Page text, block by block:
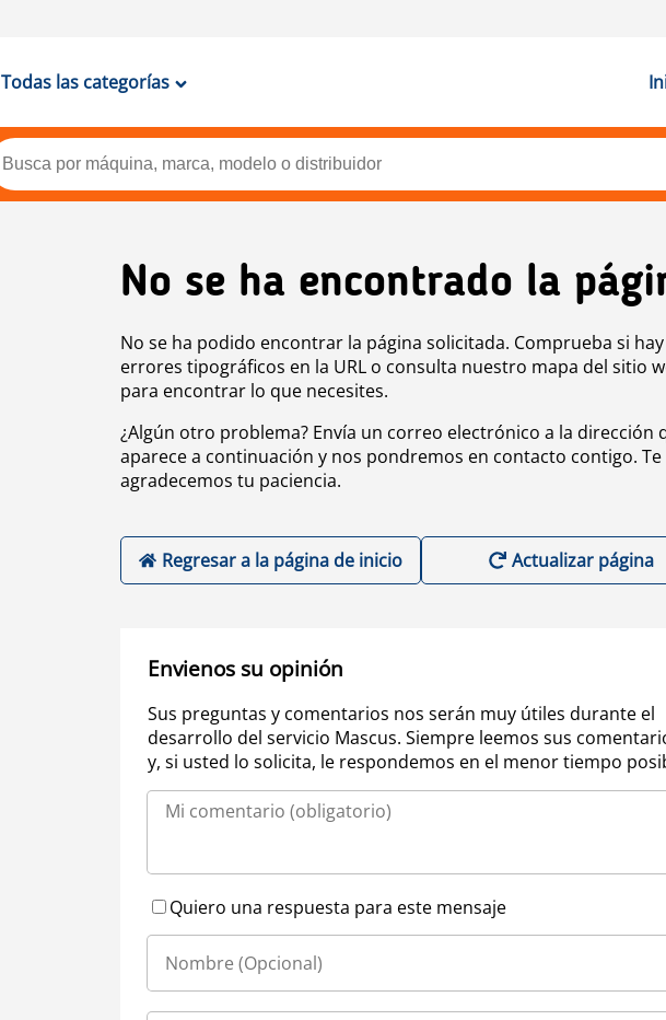
Todas las categorías
No se ha encontrado la
No se ha podido encontrar la página solicitada. Comprueba si hay
errores tipográficos en la URL o consulta nuestro mapa del sitio
para encontrar lo que necesites.
¿Algún otro problema? Envía un correo electrónico a la dirección
aparece a continuación y nos pondremos en contacto contigo. Te
agradecemos tu paciencia.
Regresar a la página de inicio Actualizar página
Envienos su opinión
Sus preguntas y comentarios nos serán muy útiles durante el
desarrollo del servicio Mascus. Siempre leemos sus
y, si usted lo solicita, le respondemos en el menor tiempo
Quiero una respuesta para este mensaje